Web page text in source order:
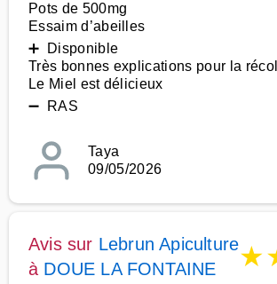
Pots de 500mg
Essaim d’abeilles
➕ Disponible
Très bonnes explications pour la
Le Miel est délicieux
➖ RAS
Taya
09/05/2026
Avis sur Lebrun Apiculture
à DOUE LA FONTAINE ★